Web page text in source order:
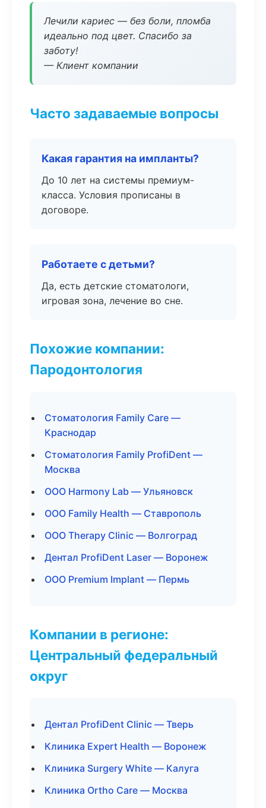
Лечили кариес — без боли, пломба
идеально под цвет. Спасибо за
заботу!
— Клиент компании
Часто задаваемые вопросы
Какая гарантия на импланты?
До 10 лет на системы премиум-
класса. Условия прописаны в
договоре.
Работаете с детьми?
Да, есть детские стоматологи,
игровая зона, лечение во сне.
Похожие компании:
Пародонтология
Стоматология Family Care —
Краснодар
Стоматология Family ProfiDent —
Москва
ООО Harmony Lab — Ульяновск
ООО Family Health — Ставрополь
ООО Therapy Clinic — Волгоград
Дентал ProfiDent Laser — Воронеж
ООО Premium Implant — Пермь
Компании в регионе:
Центральный федеральный
округ
Дентал ProfiDent Clinic — Тверь
Клиника Expert Health — Воронеж
Клиника Surgery White — Калуга
Клиника Ortho Care — Москва